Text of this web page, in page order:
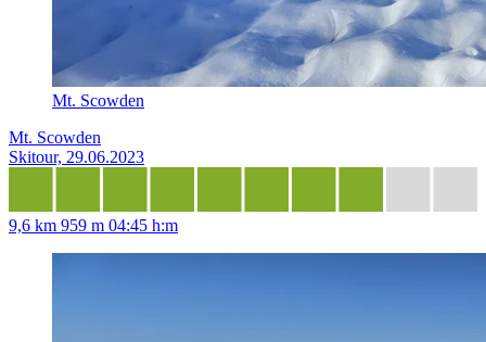
Mt. Scowden
Mt. Scowden
Skitour, 29.06.2023
9,6 km 959 m 04:45 h:m